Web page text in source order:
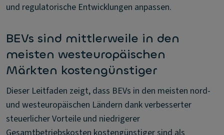
und regulatorische Entwicklungen anpassen.
BEVs sind mittlerweile in den
meisten westeuropäischen
Märkten kostengünstiger
Dieser Leitfaden zeigt, dass BEVs in den meisten nord-
und westeuropäischen Ländern dank verbesserter
steuerlicher Vorteile und niedrigerer